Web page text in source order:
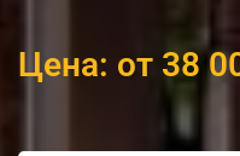
Цена: от 38